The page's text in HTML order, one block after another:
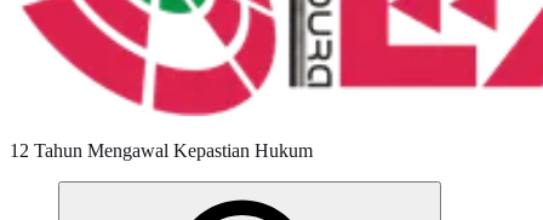
12 Tahun Mengawal Kepastian Hukum